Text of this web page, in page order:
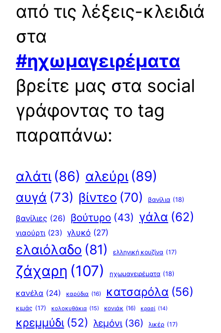
από τις λέξεις-κλειδιά
στα
#ηχωμαγειρέματα
βρείτε μας στα social
γράφοντας το tag
παραπάνω:
αλάτι (86) αλεύρι (89)
αυγά (73) βίντεο (70) βανίλια (18)
βανίλιες (26) βούτυρο (43) γάλα (62)
γιαούρτι (23) γλυκό (27)
ελαιόλαδο (81) ελληνική κουζίνα (17)
ζάχαρη (107) ηχωμαγειρέματα (18)
κανέλα (24) καρύδια (16) κατσαρόλα (56)
κιμάς (17) κολοκυθάκια (15) κονιάκ (16) κρασί (14)
κρεμμύδι (52) λεμόνι (36) λικέρ (17)